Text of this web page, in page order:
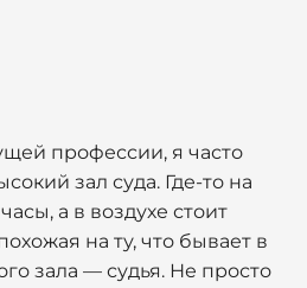
профессии, я часто
зал суда. Где-то на
а в воздухе стоит
на ту, что бывает в
зала — судья. Не просто